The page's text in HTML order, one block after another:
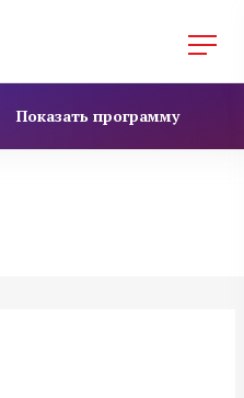
Показать программу